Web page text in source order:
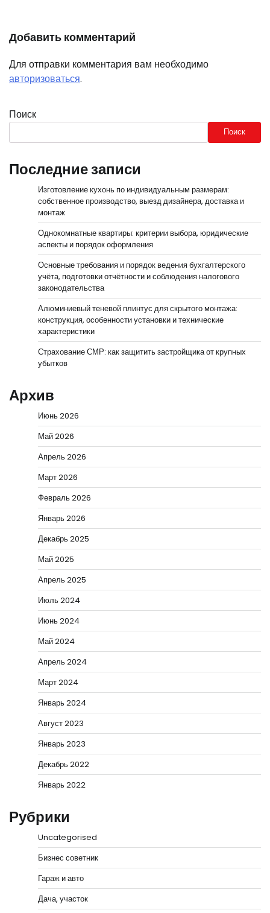
Добавить комментарий
Для отправки комментария вам необходимо
авторизоваться.
Поиск
Поиск
Последние записи
Изготовление кухонь по индивидуальным размерам:
собственное производство, выезд дизайнера, доставка и
монтаж
Однокомнатные квартиры: критерии выбора, юридические
аспекты и порядок оформления
Основные требования и порядок ведения бухгалтерского
учёта, подготовки отчётности и соблюдения налогового
законодательства
Алюминиевый теневой плинтус для скрытого монтажа:
конструкция, особенности установки и технические
характеристики
Страхование СМР: как защитить застройщика от крупных
убытков
Архив
Июнь 2026
Май 2026
Апрель 2026
Март 2026
Февраль 2026
Январь 2026
Декабрь 2025
Май 2025
Апрель 2025
Июль 2024
Июнь 2024
Май 2024
Апрель 2024
Март 2024
Январь 2024
Август 2023
Январь 2023
Декабрь 2022
Январь 2022
Рубрики
Uncategorised
Бизнес советник
Гараж и авто
Дача, участок